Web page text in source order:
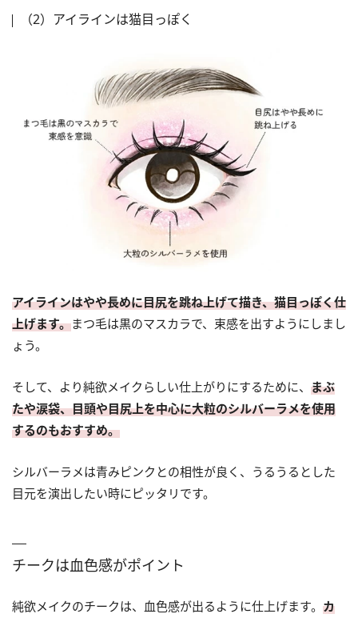
（2）アイラインは猫目っぽく
アイラインはやや長めに目尻を跳ね上げて描き、猫目っぽく仕
上げます。まつ毛は黒のマスカラで、束感を出すようにしまし
ょう。
そして、より純欲メイクらしい仕上がりにするために、 まぶ
たや涙袋、目頭や目尻上を中心に大粒のシルバーラメを使用
するのもおすすめ。
シルバーラメは青みピンクとの相性が良く、うるうるとした
目元を演出したい時にピッタリです。
チークは血色感がポイント
純欲メイクのチークは、血色感が出るように仕上げます。 カ